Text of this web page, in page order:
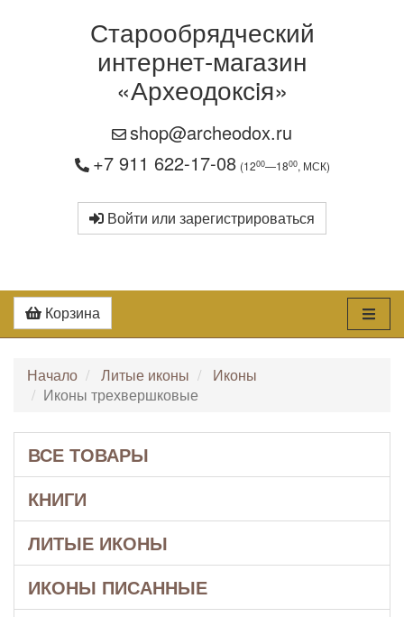
Старообрядческий
интернет-магазин
«Археодоксiя»
shop@archeodox.ru
+7 911 622-17-08 (1200—1800, МСК)
Войти или зарегистрироваться
Корзина
Начало Литые иконы
Иконы
Иконы трехвершковые
ВСЕ ТОВАРЫ
КНИГИ
ЛИТЫЕ ИКОНЫ
ИКОНЫ ПИСАННЫЕ